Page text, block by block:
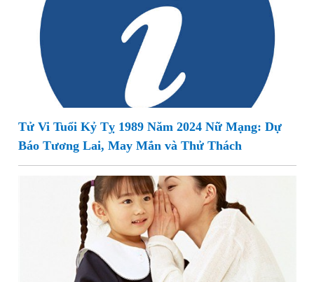
Tử Vi Tuổi Kỷ Tỵ 1989 Năm 2024 Nữ Mạng: Dự
Báo Tương Lai, May Mắn và Thử Thách